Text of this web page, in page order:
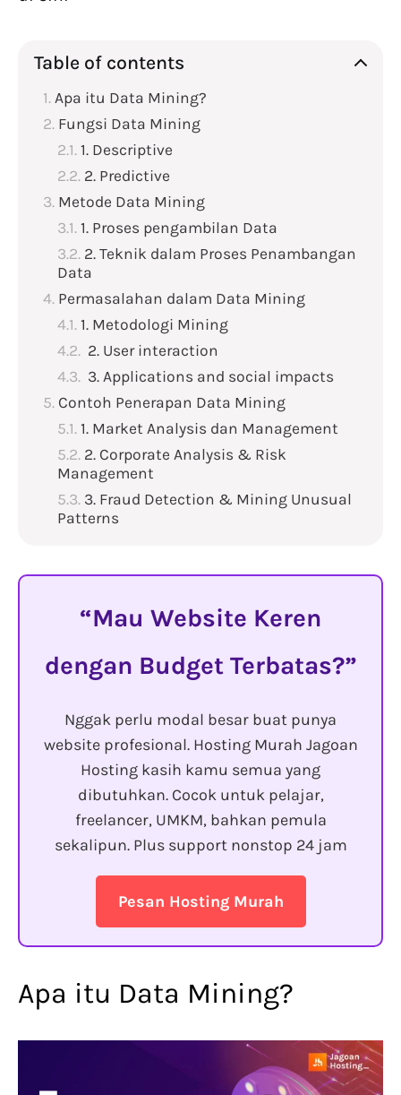
Table of contents
Apa itu Data Mining?
Fungsi Data Mining
1. Descriptive
2. Predictive
Metode Data Mining
1. Proses pengambilan Data
2. Teknik dalam Proses Penambangan
Data
Permasalahan dalam Data Mining
1. Metodologi Mining
2. User interaction
3. Applications and social impacts
Contoh Penerapan Data Mining
1. Market Analysis dan Management
2. Corporate Analysis & Risk
Management
3. Fraud Detection & Mining Unusual
Patterns
Mau Website Keren
dengan Budget Terbatas?
Nggak perlu modal besar buat punya
website profesional. Hosting Murah Jagoan
Hosting kasih kamu semua yang
dibutuhkan. Cocok untuk pelajar,
freelancer, UMKM, bahkan pemula
sekalipun. Plus support nonstop 24 jam
Pesan Hosting Murah
Apa itu Data Mining?